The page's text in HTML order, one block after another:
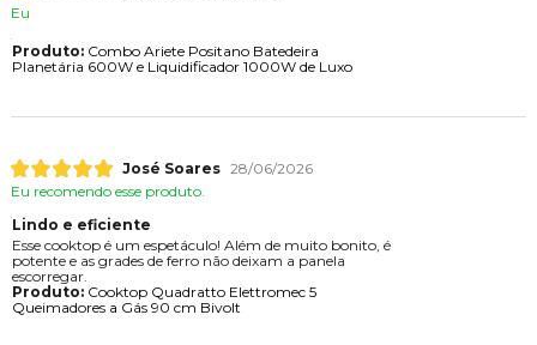
Eu
Produto:Combo Ariete Positano Batedeira
Planetária 600W e Liquidificador 1000W de Luxo
José Soares 28/06/2026
Eu recomendo esse produto.
Lindo e eficiente
Esse cooktop é um espetáculo! Além de muito bonito, é
potente e as grades de ferro não deixam a panela
escorregar.
Produto:Cooktop Quadratto Elettromec 5
Queimadores a Gás 90 cm Bivolt